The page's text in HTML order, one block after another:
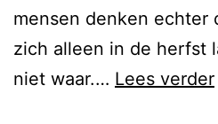
mensen denken echter
zich alleen in de herfst
niet waar.… Lees verder